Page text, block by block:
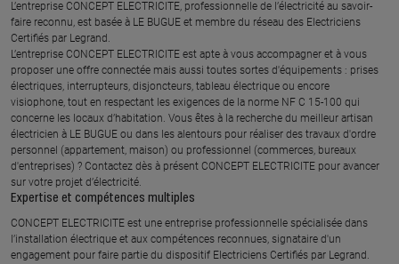
L’entreprise CONCEPT ELECTRICITE, professionnelle de l’électricité au savoir-
faire reconnu, est basée à LE BUGUE et membre du réseau des Electriciens
Certifiés par Legrand.​
L’entreprise CONCEPT ELECTRICITE est apte à vous accompagner et à vous
proposer une offre connectée mais aussi toutes sortes d'équipements : prises
électriques, interrupteurs, disjoncteurs, tableau électrique ou encore
visiophone, tout en respectant les exigences de la norme NF C 15-100 qui
concerne les locaux d’habitation. Vous êtes à la recherche du meilleur artisan
électricien à LE BUGUE ou dans les alentours pour réaliser des travaux d'ordre
personnel (appartement, maison) ou professionnel (commerces, bureaux
d'entreprises) ? Contactez dès à présent CONCEPT ELECTRICITE pour avancer
sur votre projet d’électricité.
Expertise et compétences multiples​
​CONCEPT ELECTRICITE est une entreprise professionnelle spécialisée dans
l’installation électrique et aux compétences reconnues, ​signataire d'un
engagement pour faire partie du dispositif Electriciens Certifiés par Legrand​.